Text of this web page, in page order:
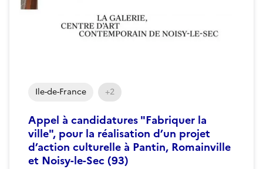
Appel à candidatures "Fabriquer la
ville", pour la réalisation d’un projet
d’action culturelle à Pantin, Romainville
et Noisy-le-Sec (93)
Ile-de-France +2